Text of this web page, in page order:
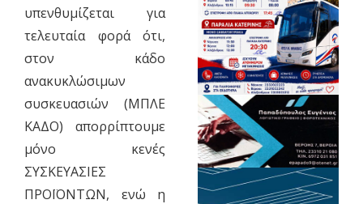
υπενθυμίζεται για
τελευταία φορά ότι,
στον κάδο
ανακυκλώσιμων
συσκευασιών (ΜΠΛΕ
ΚΑΔΟ) απορρίπτουμε
μόνο κενές
ΣΥΣΚΕΥΑΣΙΕΣ
ΠΡΟΪΟΝΤΩΝ, ενώ η